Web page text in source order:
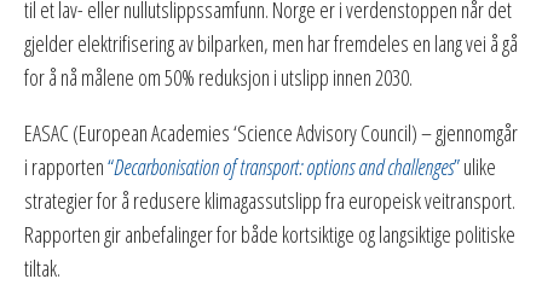
til et lav- eller nullutslippssamfunn. Norge er i verdenstoppen når det
gjelder elektrifisering av bilparken, men har fremdeles en lang vei å gå
for å nå målene om 50% reduksjon i utslipp innen 2030.
EASAC (European Academies ‘Science Advisory Council) – gjennomgår
i rapporten“Decarbonisation of transport: options and challenges”ulike
strategier for å redusere klimagassutslipp fra europeisk veitransport.
Rapporten gir anbefalinger for både kortsiktige og langsiktige politiske
tiltak.